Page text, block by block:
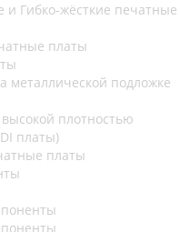
и Гибко-жёсткие печатные
платы
металлической подложке
плотностью
платы)
платы